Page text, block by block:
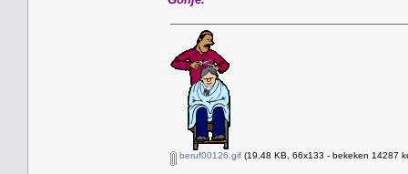
beruf00126.gif (19.48 KB, 66x133 - bekeken 14287